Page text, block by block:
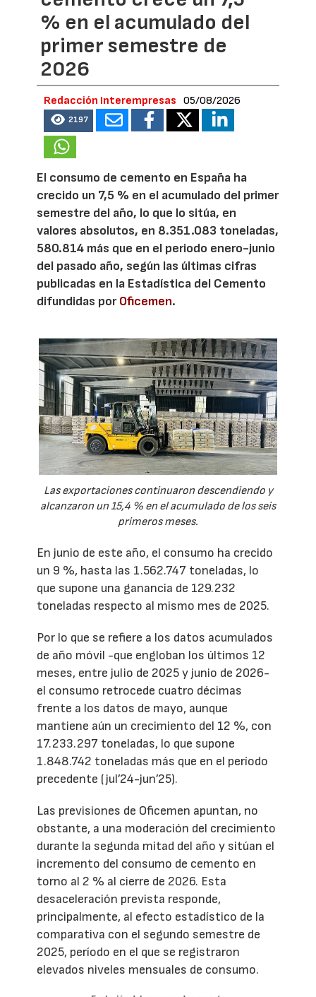
% en el acumulado del
primer semestre de
2026
Redacción Interempresas 05/08/2026
2197
El consumo de cemento en España ha
crecido un 7,5 % en el acumulado del primer
semestre del año, lo que lo sitúa, en
valores absolutos, en 8.351.083 toneladas,
580.814 más que en el periodo enero-junio
del pasado año, según las últimas cifras
publicadas en la Estadística del Cemento
difundidas porOficemen.
Las exportaciones continuaron descendiendo y
alcanzaron un 15,4 % en el acumulado de los seis
primeros meses.
En junio de este año, el consumo ha crecido
un 9 %, hasta las 1.562.747 toneladas, lo
que supone una ganancia de 129.232
toneladas respecto al mismo mes de 2025.
Por lo que se refiere a los datos acumulados
de año móvil -que engloban los últimos 12
meses, entre julio de 2025 y junio de 2026-
el consumo retrocede cuatro décimas
frente a los datos de mayo, aunque
mantiene aún un crecimiento del 12 %, con
17.233.297 toneladas, lo que supone
1.848.742 toneladas más que en el período
precedente (jul’24-jun’25).
Las previsiones de Oficemen apuntan, no
obstante, a una moderación del crecimiento
durante la segunda mitad del año y sitúan el
incremento del consumo de cemento en
torno al 2 % al cierre de 2026. Esta
desaceleración prevista responde,
principalmente, al efecto estadístico de la
comparativa con el segundo semestre de
2025, período en el que se registraron
elevados niveles mensuales de consumo.